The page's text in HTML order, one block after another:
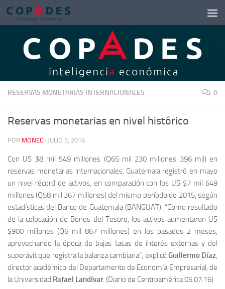
Saltar al contenido
RESERVAS MONETARIAS INTERNACIONALES 0
Reservas monetarias en nivel histórico
POR MONEC · JULIO 5, 2016
Con US $8 mil 549 millones (Q65 mil 230 millones 396 mil) en
reservas monetarias internacionales, Guatemala registró en mayo
un nivel récord de activos, en comparación con los US $7 mil 649
millones (Q58 mil 367 millones) del mismo período de 2015, según
estadísticas del Banco de Guatemala (BANGUAT). “Como resultado
de la colocación de Bonos del Tesoro, los activos aumentaron US
$900 millones (Q6 mil 867 millones) en los pasados 2 meses,
aprovechando la época de bajas tasas de interés externas y del
superávit que registra la balanza cambiaria”, explicó Guillermo Díaz,
director académico del Departamento de Economía Empresarial, de
la Universidad Rafael Landívar. (Diario de Centroamérica 05.07.16)